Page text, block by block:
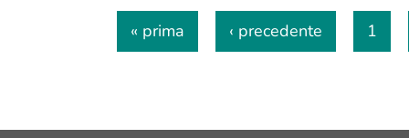
« prima ‹ precedente 1